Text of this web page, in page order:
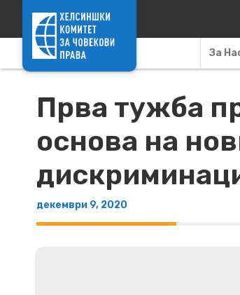
За
Прва тужба
основа на
декември 9, 2020